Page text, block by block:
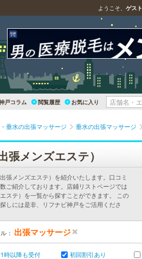
ようこそ、 ゲスト
戸コラム 閲覧履歴 お気に入り
垂水の出張マッサージ 垂水の出張マッサージ
張メンズエステ）
張メンズエステ）を紹介いたします。口コミ
ご紹介しております。店鋪リストページでは
ステ）を一覧から探すことができます。 この
しには是非、リフナビ神戸をご活用くださ
： 出張マッサージ
時以降も受付 初回割引あり